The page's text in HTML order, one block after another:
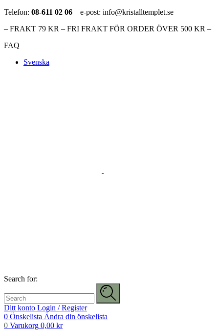
Telefon: 08-611 02 06 – e-post: info@kristalltemplet.se
– FRAKT 79 KR – FRI FRAKT FÖR ORDER ÖVER 500 KR –
FAQ
Svenska
Search for:
Ditt konto Login / Register
0 Önskelista Ändra din önskelista
0 Varukorg 0,00 kr